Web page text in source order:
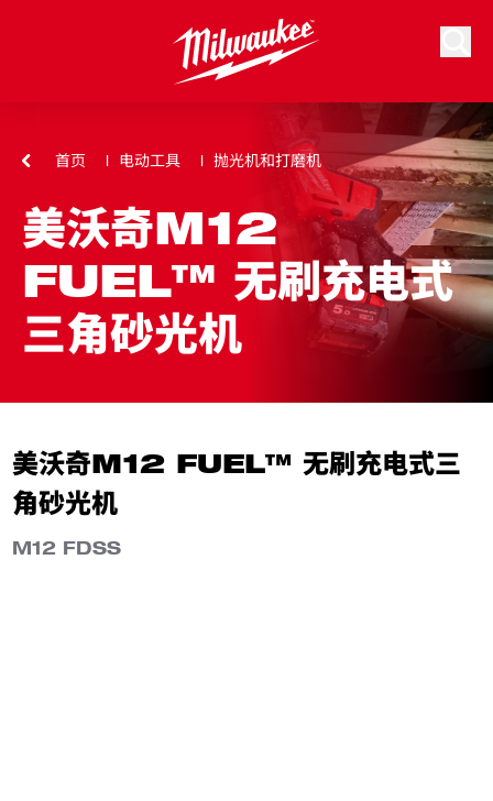
首页 电动工具 抛光机和打磨机
美沃奇M12
FUEL™ 无刷充电式
三角砂光机
美沃奇M12 FUEL™ 无刷充电式三
角砂光机
M12 FDSS